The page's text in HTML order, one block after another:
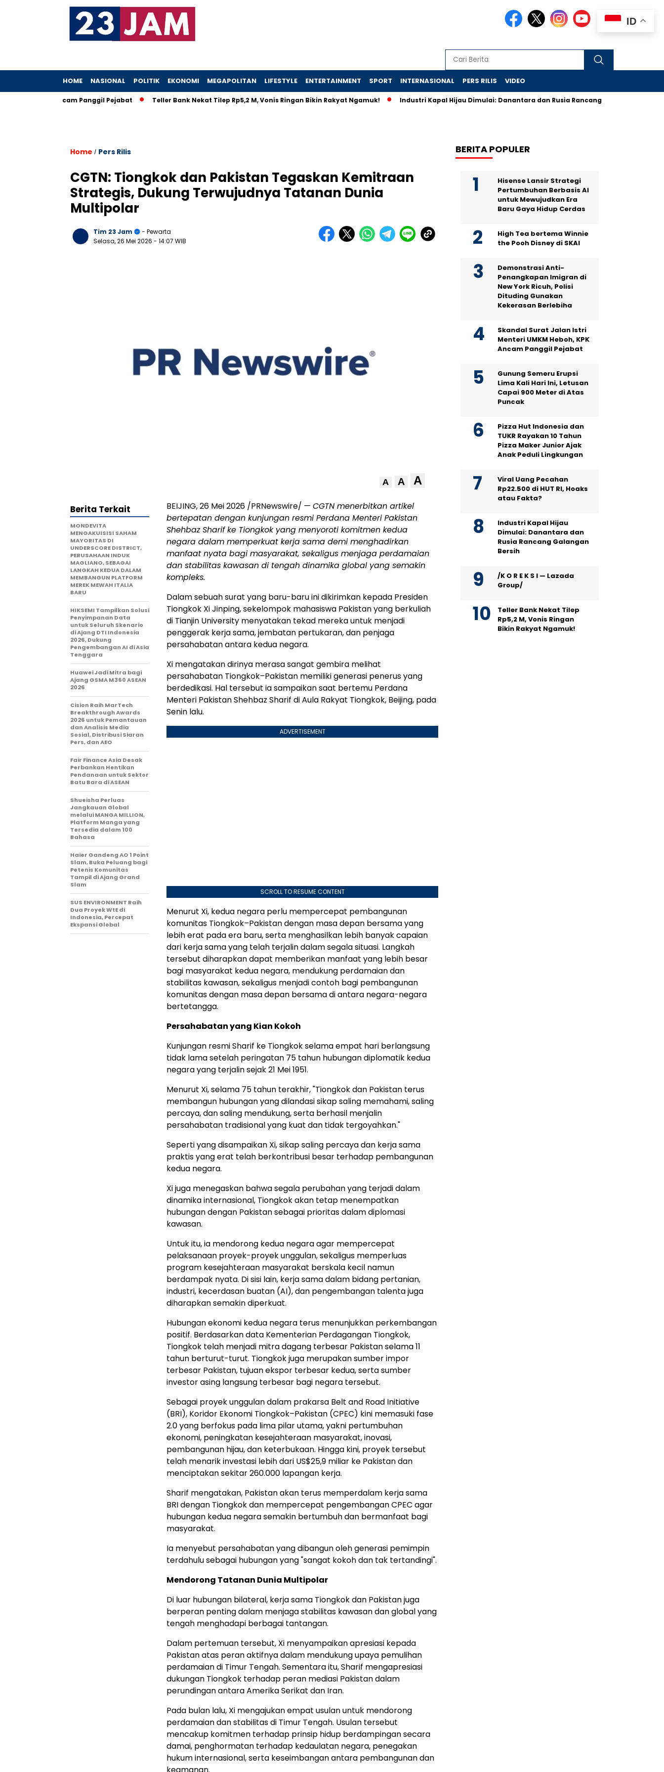
HOME NASIONAL POLITIK EKONOMI MEGAPOLITAN LIFESTYLE ENTERTAINMENT SPORT INTERNASIONAL PERS RILIS VIDEO
KPK Ancam Panggil Pejabat Teller Bank Nekat Tilep Rp5,2 M, Vonis Ringan Bikin Rakyat Ngamuk! Industri Kapal Hijau Dimulai: Danantara dan Rusia Rancang Galangan Bersih
Home / Pers Rilis
CGTN: Tiongkok dan Pakistan Tegaskan Kemitraan
Strategis, Dukung Terwujudnya Tatanan Dunia
Multipolar
Tim 23 Jam
- Pewarta
Selasa, 26 Mei 2026 - 14:07 WIB
A A A
BEIJING, 26 Mei 2026 /PRNewswire/ — CGTN menerbitkan artikel
bertepatan dengan kunjungan resmi Perdana Menteri Pakistan
Shehbaz Sharif ke Tiongkok yang menyoroti komitmen kedua
negara dalam memperkuat kerja sama demi menghadirkan
manfaat nyata bagi masyarakat, sekaligus menjaga perdamaian
dan stabilitas kawasan di tengah dinamika global yang semakin
kompleks.
Dalam sebuah surat yang baru-baru ini dikirimkan kepada Presiden
Tiongkok Xi Jinping, sekelompok mahasiswa Pakistan yang berkuliah
di Tianjin University menyatakan tekad mereka untuk menjadi
penggerak kerja sama, jembatan pertukaran, dan penjaga
persahabatan antara kedua negara.
Xi mengatakan dirinya merasa sangat gembira melihat
persahabatan Tiongkok–Pakistan memiliki generasi penerus yang
berdedikasi. Hal tersebut ia sampaikan saat bertemu Perdana
Menteri Pakistan Shehbaz Sharif di Aula Rakyat Tiongkok, Beijing, pada
Senin lalu.
ADVERTISEMENT
SCROLL TO RESUME CONTENT
Menurut Xi, kedua negara perlu mempercepat pembangunan
komunitas Tiongkok–Pakistan dengan masa depan bersama yang
lebih erat pada era baru, serta menghasilkan lebih banyak capaian
dari kerja sama yang telah terjalin dalam segala situasi. Langkah
tersebut diharapkan dapat memberikan manfaat yang lebih besar
bagi masyarakat kedua negara, mendukung perdamaian dan
stabilitas kawasan, sekaligus menjadi contoh bagi pembangunan
komunitas dengan masa depan bersama di antara negara-negara
bertetangga.
Persahabatan yang Kian Kokoh
Kunjungan resmi Sharif ke Tiongkok selama empat hari berlangsung
tidak lama setelah peringatan 75 tahun hubungan diplomatik kedua
negara yang terjalin sejak 21 Mei 1951.
Menurut Xi, selama 75 tahun terakhir, "Tiongkok dan Pakistan terus
membangun hubungan yang dilandasi sikap saling memahami, saling
percaya, dan saling mendukung, serta berhasil menjalin
persahabatan tradisional yang kuat dan tidak tergoyahkan."
Seperti yang disampaikan Xi, sikap saling percaya dan kerja sama
praktis yang erat telah berkontribusi besar terhadap pembangunan
kedua negara.
Xi juga menegaskan bahwa segala perubahan yang terjadi dalam
dinamika internasional, Tiongkok akan tetap menempatkan
hubungan dengan Pakistan sebagai prioritas dalam diplomasi
kawasan.
Untuk itu, ia mendorong kedua negara agar mempercepat
pelaksanaan proyek-proyek unggulan, sekaligus memperluas
program kesejahteraan masyarakat berskala kecil namun
berdampak nyata. Di sisi lain, kerja sama dalam bidang pertanian,
industri, kecerdasan buatan (AI), dan pengembangan talenta juga
diharapkan semakin diperkuat.
Hubungan ekonomi kedua negara terus menunjukkan perkembangan
positif. Berdasarkan data Kementerian Perdagangan Tiongkok,
Tiongkok telah menjadi mitra dagang terbesar Pakistan selama 11
tahun berturut-turut. Tiongkok juga merupakan sumber impor
terbesar Pakistan, tujuan ekspor terbesar kedua, serta sumber
investor asing langsung terbesar bagi negara tersebut.
Sebagai proyek unggulan dalam prakarsa Belt and Road Initiative
(BRI), Koridor Ekonomi Tiongkok–Pakistan (CPEC) kini memasuki fase
2.0 yang berfokus pada lima pilar utama, yakni pertumbuhan
ekonomi, peningkatan kesejahteraan masyarakat, inovasi,
pembangunan hijau, dan keterbukaan. Hingga kini, proyek tersebut
telah menarik investasi lebih dari US$25,9 miliar ke Pakistan dan
menciptakan sekitar 260.000 lapangan kerja.
Sharif mengatakan, Pakistan akan terus memperdalam kerja sama
BRI dengan Tiongkok dan mempercepat pengembangan CPEC agar
hubungan kedua negara semakin bertumbuh dan bermanfaat bagi
masyarakat.
Ia menyebut persahabatan yang dibangun oleh generasi pemimpin
terdahulu sebagai hubungan yang "sangat kokoh dan tak tertandingi".
Mendorong Tatanan Dunia Multipolar
Di luar hubungan bilateral, kerja sama Tiongkok dan Pakistan juga
berperan penting dalam menjaga stabilitas kawasan dan global yang
tengah menghadapi berbagai tantangan.
Dalam pertemuan tersebut, Xi menyampaikan apresiasi kepada
Pakistan atas peran aktifnya dalam mendukung upaya pemulihan
perdamaian di Timur Tengah. Sementara itu, Sharif mengapresiasi
dukungan Tiongkok terhadap peran mediasi Pakistan dalam
perundingan antara Amerika Serikat dan Iran.
Pada bulan lalu, Xi mengajukan empat usulan untuk mendorong
perdamaian dan stabilitas di Timur Tengah. Usulan tersebut
mencakup komitmen terhadap prinsip hidup berdampingan secara
damai, penghormatan terhadap kedaulatan negara, penegakan
hukum internasional, serta keseimbangan antara pembangunan dan
Berita Terkait
MONDEVITA
MENGAKUISISI SAHAM
MAYORITAS DI
UNDERSCORE DISTRICT,
PERUSAHAAN INDUK
MAGLIANO, SEBAGAI
LANGKAH KEDUA DALAM
MEMBANGUN PLATFORM
MEREK MEWAH ITALIA
BARU
HIKSEMI Tampilkan Solusi
Penyimpanan Data
untuk Seluruh Skenario
di Ajang DTI Indonesia
2026, Dukung
Pengembangan AI di Asia
Tenggara
Huawei Jadi Mitra bagi
Ajang GSMA M360 ASEAN
2026
Cision Raih MarTech
Breakthrough Awards
2026 untuk Pemantauan
dan Analisis Media
Sosial, Distribusi Siaran
Pers, dan AEO
Fair Finance Asia Desak
Perbankan Hentikan
Pendanaan untuk Sektor
Batu Bara di ASEAN
Shueisha Perluas
Jangkauan Global
melalui MANGA MILLION,
Platform Manga yang
Tersedia dalam 100
Bahasa
Haier Gandeng AO 1 Point
Slam, Buka Peluang bagi
Petenis Komunitas
Tampil di Ajang Grand
Slam
SUS ENVIRONMENT Raih
Dua Proyek WtE di
Indonesia, Percepat
Ekspansi Global
BERITA POPULER
Hisense Lansir Strategi
Pertumbuhan Berbasis AI
untuk Mewujudkan Era
Baru Gaya Hidup Cerdas
High Tea bertema Winnie
the Pooh Disney di SKAI
Demonstrasi Anti-
Penangkapan Imigran di
New York Ricuh, Polisi
Dituding Gunakan
Kekerasan Berlebiha
Skandal Surat Jalan Istri
Menteri UMKM Heboh, KPK
Ancam Panggil Pejabat
Gunung Semeru Erupsi
Lima Kali Hari Ini, Letusan
Capai 900 Meter di Atas
Puncak
Pizza Hut Indonesia dan
TUKR Rayakan 10 Tahun
Pizza Maker Junior Ajak
Anak Peduli Lingkungan
Viral Uang Pecahan
Rp22.500 di HUT RI, Hoaks
atau Fakta?
Industri Kapal Hijau
Dimulai: Danantara dan
Rusia Rancang Galangan
Bersih
/K O R E K S I — Lazada
Group/
Teller Bank Nekat Tilep
Rp5,2 M, Vonis Ringan
Bikin Rakyat Ngamuk!
ID